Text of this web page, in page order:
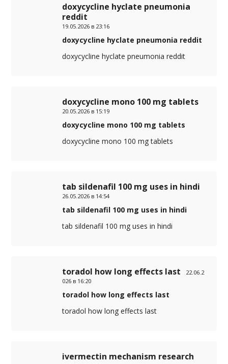
doxycycline hyclate pneumonia
reddit
19.05.2026 в 23:16
doxycycline hyclate pneumonia reddit
doxycycline hyclate pneumonia reddit
doxycycline mono 100 mg tablets
20.05.2026 в 15:19
doxycycline mono 100 mg tablets
doxycycline mono 100 mg tablets
tab sildenafil 100 mg uses in hindi
26.05.2026 в 14:54
tab sildenafil 100 mg uses in hindi
tab sildenafil 100 mg uses in hindi
toradol how long effects last
22.06.2
026 в 16:20
toradol how long effects last
toradol how long effects last
ivermectin mechanism research